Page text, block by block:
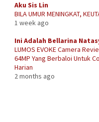
Aku Sis Lin
BILA UMUR MENINGKAT,
1 week ago
Ini Adalah Bellarina
LUMOS EVOKE Camera
64MP Yang Berbaloi Untuk
Harian
2 months ago